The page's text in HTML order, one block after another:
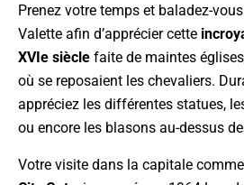
Prenez votre temps et baladez-
Valette afin d’apprécier cette
XVIe siècle faite de maintes
où se reposaient les chevaliers.
appréciez les différentes statues,
ou encore les blasons au-dessus
Votre visite dans la capitale